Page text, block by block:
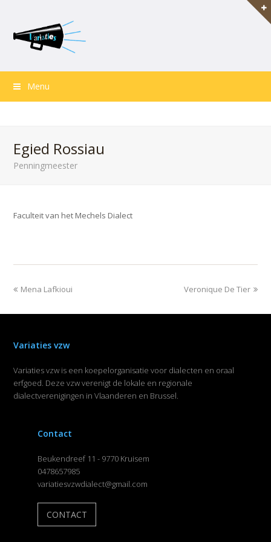
Menu
Egied Rossiau
Penningmeester
Faculteit van het Mechels Dialect
Mena Lafkioui Veronique De Tier
Variaties vzw
Variaties vzw is een koepelorganisatie voor dialecten en oraal
erfgoed. Deze vzw verenigt de lokale en regionale
dialectverenigingen in Vlaanderen en Brussel.
Contact
Beukendreef 11 - 9770 Kruisem
0478657985
variatiesvzwdialect@gmail.com
CONTACT